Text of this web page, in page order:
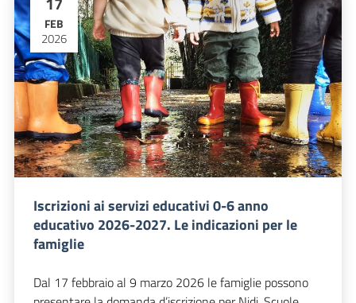
FEB
2026
Iscrizioni ai servizi educativi 0-6 anno
educativo 2026-2027. Le indicazioni per le
famiglie
Dal 17 febbraio al 9 marzo 2026 le famiglie possono